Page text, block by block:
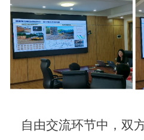
自由交流环节中，双